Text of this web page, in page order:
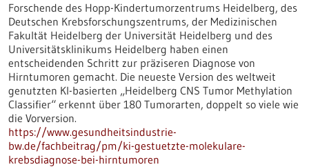
Forschende des Hopp-Kindertumorzentrums Heidelberg, des
Deutschen Krebsforschungszentrums, der Medizinischen
Fakultät Heidelberg der Universität Heidelberg und des
Universitätsklinikums Heidelberg haben einen
entscheidenden Schritt zur präziseren Diagnose von
Hirntumoren gemacht. Die neueste Version des weltweit
genutzten KI-basierten „Heidelberg CNS Tumor Methylation
Classifier“ erkennt über 180 Tumorarten, doppelt so viele wie
die Vorversion.
https://www.gesundheitsindustrie-
bw.de/fachbeitrag/pm/ki-gestuetzte-molekulare-
krebsdiagnose-bei-hirntumoren